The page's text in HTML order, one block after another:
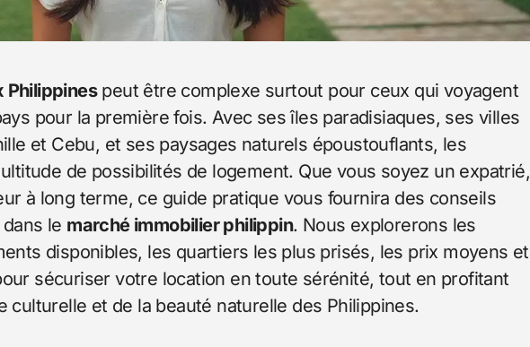
Philippinespeut être complexe surtout pour ceux qui voyagent
pour la première fois. Avec ses îles paradisiaques, ses villes
et Cebu, et ses paysages naturels époustouflants, les
de possibilités de logement. Que vous soyez un expatrié,
à long terme, ce guide pratique vous fournira des conseils
le marché immobilier philippin. Nous explorerons les
disponibles, les quartiers les plus prisés, les prix moyens et
sécuriser votre location en toute sérénité, tout en profitant
culturelle et de la beauté naturelle des Philippines.